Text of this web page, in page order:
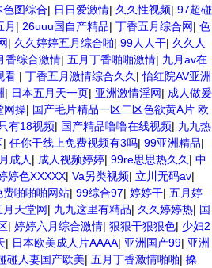
色图综合| 日日爱激情| 久久性视频| 97超碰
月 | 26uuu国自产精品| 丁香五月综合网| 色
| 久久婷婷五月综合啪| 99人人干| 久久人
香综合激情| 五月丁香啪啪激情| 九月av在
看 | 丁香五月激情综合久久 |怡红院AV亚洲
| 日本五月天一页| 亚洲激情淫网| 成人做爰
网操| 国产毛片精品一区二区色欲黄A片 欧
有18视频| 国产精品噜噜在线视频| 九九热
| 任你干线上免费视频有3吗| 99亚洲精品|
成人 | 成人视频婷婷| 99re思思热久久 | 中
婷色XXXXX| Va另类视频| 立川无码av|
费啪啪啪网站| 99综合97| 婷婷干| 五月婷
月天堂网| 九九这里有精品| 久久婷婷热| 国
| 婷婷六月综合激情| 狠狠干狠狠色| 少妇2
| 日本欧美成人片AAAA| 亚洲国产99| 亚洲
碰人妻国产欧美| 五月丁香激情啪啪| 搡